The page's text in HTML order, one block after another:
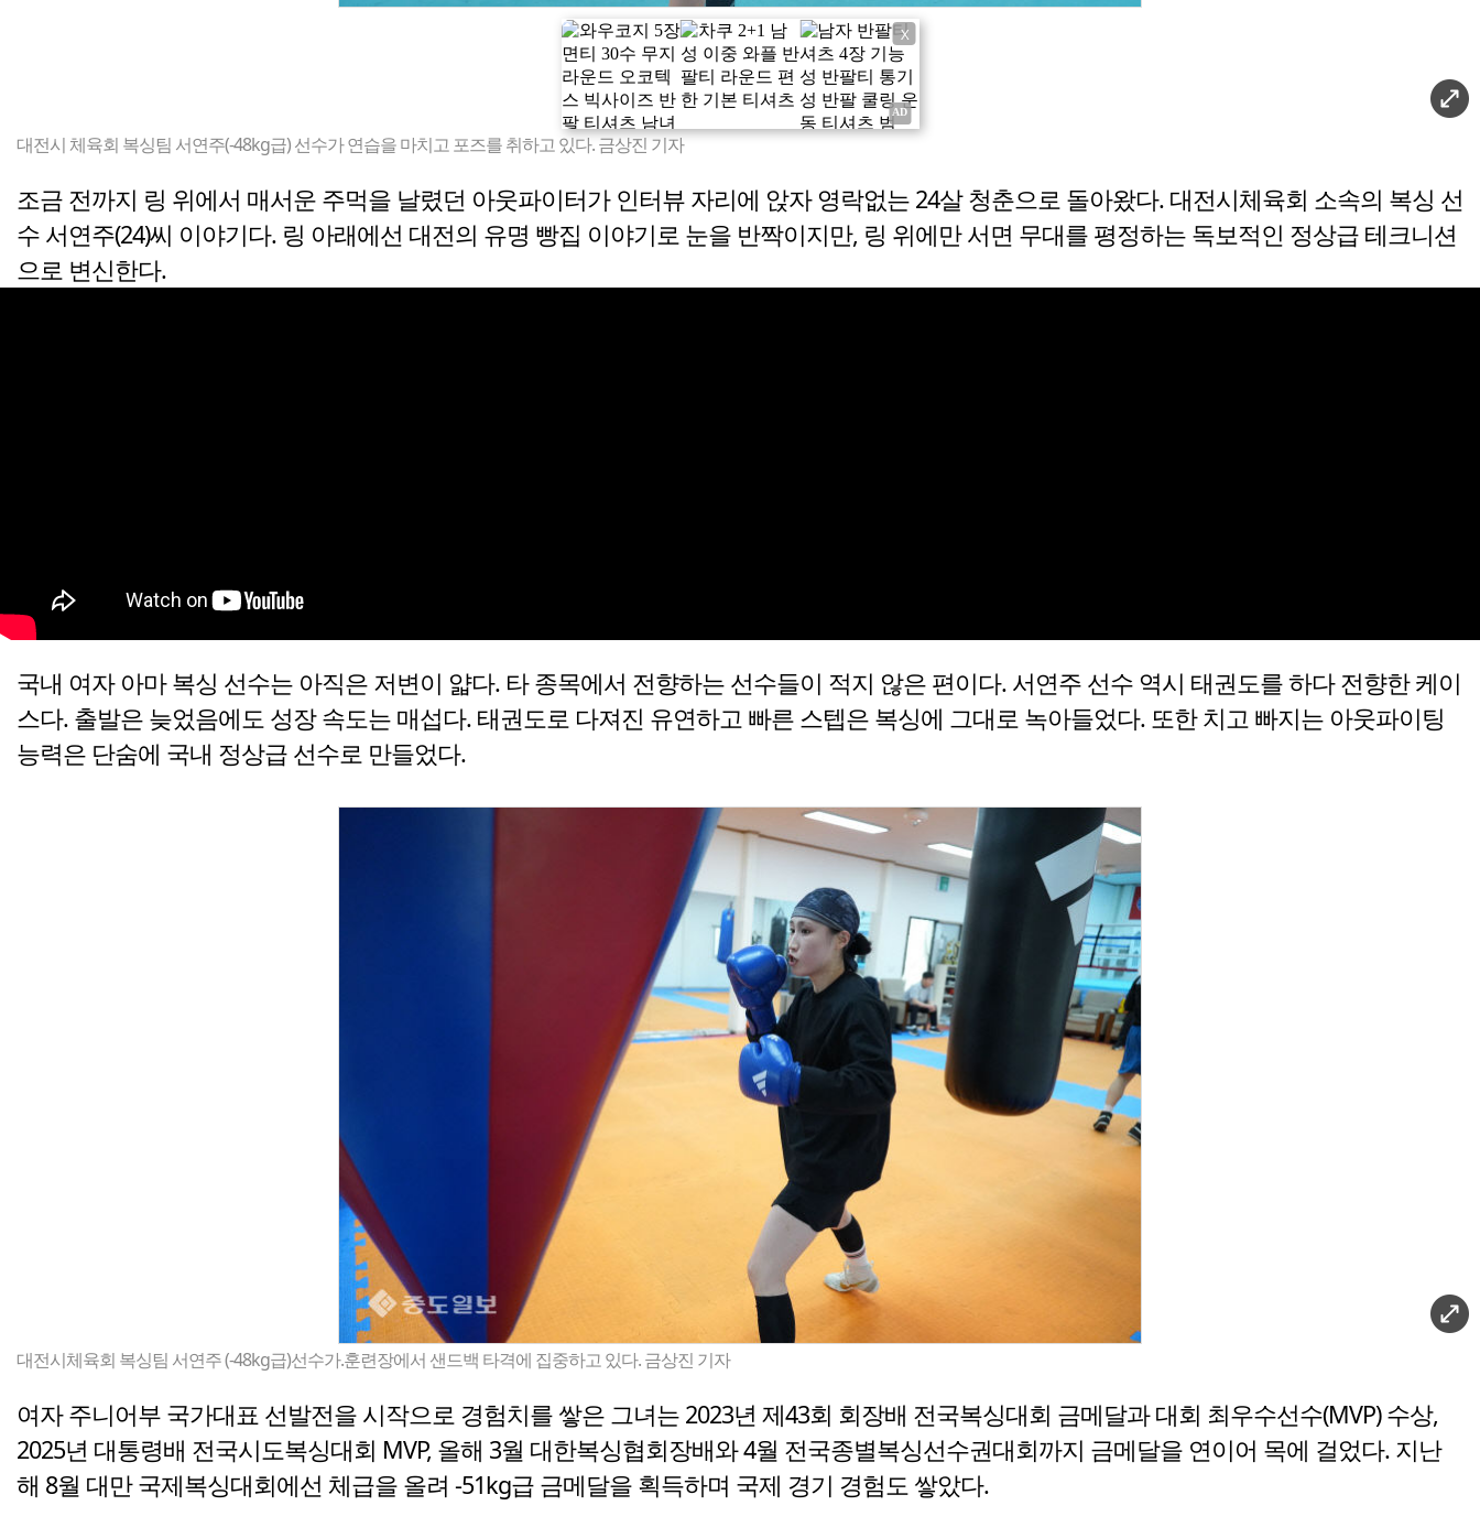
X
대전시 체육회 복싱팀 서연주(-48kg급) 선수가 연습을 마치고 포즈를 취하고 있다. 금상진 기자
조금 전까지 링 위에서 매서운 주먹을 날렸던 아웃파이터가 인터뷰 자리에 앉자 영락없는 24살 청춘으로 돌아왔다. 대전시체육회 소속의 복싱 선
수 서연주(24)씨 이야기다. 링 아래에선 대전의 유명 빵집 이야기로 눈을 반짝이지만, 링 위에만 서면 무대를 평정하는 독보적인 정상급 테크니션
으로 변신한다.
국내 여자 아마 복싱 선수는 아직은 저변이 얇다. 타 종목에서 전향하는 선수들이 적지 않은 편이다. 서연주 선수 역시 태권도를 하다 전향한 케이
스다. 출발은 늦었음에도 성장 속도는 매섭다. 태권도로 다져진 유연하고 빠른 스텝은 복싱에 그대로 녹아들었다. 또한 치고 빠지는 아웃파이팅
능력은 단숨에 국내 정상급 선수로 만들었다.
대전시체육회 복싱팀 서연주 (-48kg급)선수가.훈련장에서 샌드백 타격에 집중하고 있다. 금상진 기자
여자 주니어부 국가대표 선발전을 시작으로 경험치를 쌓은 그녀는 2023년 제43회 회장배 전국복싱대회 금메달과 대회 최우수선수(MVP) 수상,
2025년 대통령배 전국시도복싱대회 MVP, 올해 3월 대한복싱협회장배와 4월 전국종별복싱선수권대회까지 금메달을 연이어 목에 걸었다. 지난
해 8월 대만 국제복싱대회에선 체급을 올려 -51kg급 금메달을 획득하며 국제 경기 경험도 쌓았다.